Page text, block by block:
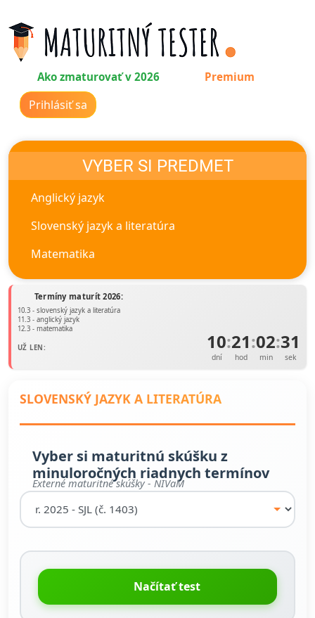
Ako zmaturovať v 2026 Premium
Prihlásiť sa
VYBER SI PREDMET
Anglický jazyk
Slovenský jazyk a literatúra
Matematika
Termíny maturít 2026:
10.3 - slovenský jazyk a literatúra
11.3 - anglický jazyk
12.3 - matematika
UŽ LEN: 10
dní
:21
hod
:02
min
:31
sek
SLOVENSKÝ JAZYK A LITERATÚRA
Vyber si maturitnú skúšku z
minuloročných riadnych termínov
Externé maturitné skúšky - NIVaM
Načítať test